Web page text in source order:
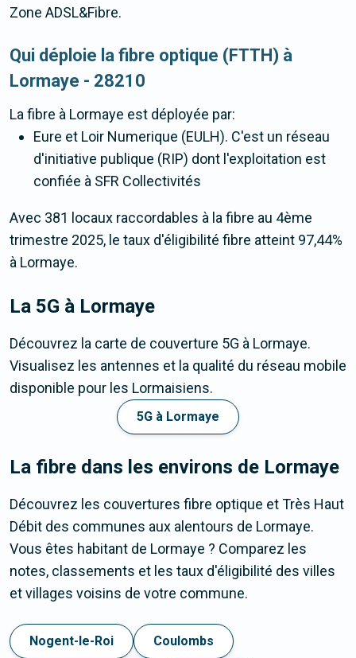
Zone ADSL&Fibre.
Qui déploie la fibre optique (FTTH) à
Lormaye - 28210
La fibre à Lormaye est déployée par:
Eure et Loir Numerique (EULH). C'est un réseau
d'initiative publique (RIP) dont l'exploitation est
confiée à SFR Collectivités
Avec 381 locaux raccordables à la fibre au 4ème
trimestre 2025, le taux d'éligibilité fibre atteint 97,44%
à Lormaye.
La 5G à Lormaye
Découvrez la carte de couverture 5G à Lormaye.
Visualisez les antennes et la qualité du réseau mobile
disponible pour les Lormaisiens.
5G à Lormaye
La fibre dans les environs de Lormaye
Découvrez les couvertures fibre optique et Très Haut
Débit des communes aux alentours de Lormaye.
Vous êtes habitant de Lormaye ? Comparez les
notes, classements et les taux d'éligibilité des villes
et villages voisins de votre commune.
Nogent-le-Roi Coulombs